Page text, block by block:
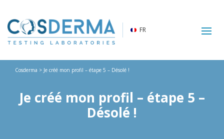
FR
Cosderma > Je créé mon profil – étape 5 – Désolé !
Je créé mon profil – étape 5 –
Désolé !